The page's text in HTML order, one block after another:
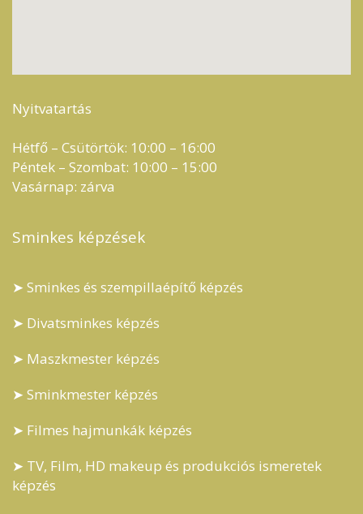
Nyitvatartás
Hétfő – Csütörtök: 10:00 – 16:00
Péntek – Szombat: 10:00 – 15:00
Vasárnap: zárva
Sminkes képzések
➤ Sminkes és szempillaépítő képzés
➤ Divatsminkes képzés
➤ Maszkmester képzés
➤ Sminkmester képzés
➤ Filmes hajmunkák képzés
➤ TV, Film, HD makeup és produkciós ismeretek
képzés